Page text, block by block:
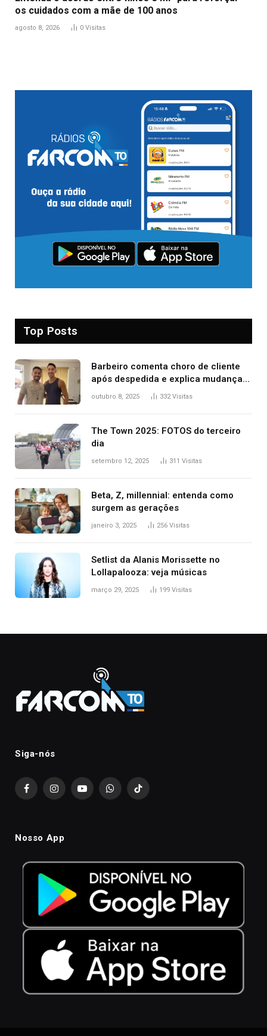
os cuidados com a mãe de 100 anos
agosto 8, 2026 0 Visitas
Top Posts
Barbeiro comenta choro de cliente
após despedida e explica mudança
para o TO: ‘Não esperava atingir
outubro 8, 2025 332Visitas
The Town 2025: FOTOS do terceiro
dia
setembro 12, 2025 311 Visitas
Beta, Z, millennial: entenda como
surgem as gerações
janeiro 3, 2025 256 Visitas
Setlist da Alanis Morissette no
Lollapalooza: veja músicas
março 29, 2025 199 Visitas
Siga-nós
FacebookInstagramYouTubeWhatsAppTikTok
Nosso App